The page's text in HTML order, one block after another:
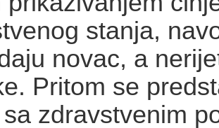
stanja,
novac, a
Pritom se
zdravstvenim